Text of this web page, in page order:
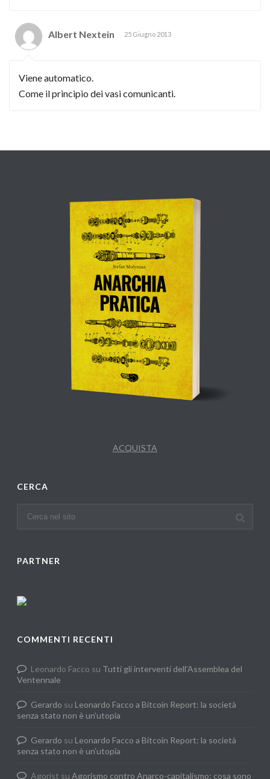
Albert Nextein 25 Giugno 2013
Viene automatico.
Come il principio dei vasi comunicanti.
ACQUISTA
CERCA
PARTNER
COMMENTI RECENTI
Leonardo Facco su Tutti gli interventi dell’Assemblea del
Ventennale
Gerardo su Leonardo Facco a Bitcoin Report: la società
senza stato non è un’utopia
Gerardo su Leonardo Facco a Bitcoin Report: la società
senza stato non è un’utopia
Agorist suAgorismo contro Anarco-capitalismo: cosa sono